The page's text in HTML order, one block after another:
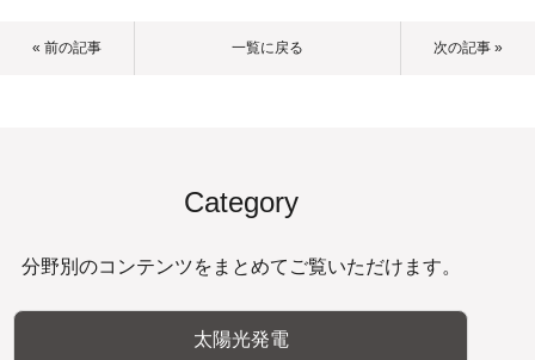
« 前の記事 一覧に戻る 次の記事 »
Category
分野別のコンテンツをまとめてご覧いただけます。
太陽光発電